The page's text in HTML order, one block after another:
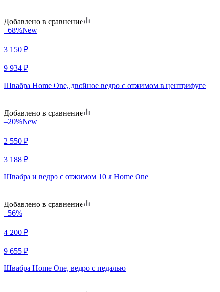
Добавлено в сравнение
–68%New
3 150 ₽
9 934 ₽
Швабра Home One, двойное ведро с отжимом в центрифуге
Добавлено в сравнение
–20%New
2 550 ₽
3 188 ₽
Швабра и ведро с отжимом 10 л Home One
Добавлено в сравнение
–56%
4 200 ₽
9 655 ₽
Швабра Home One, ведро с педалью